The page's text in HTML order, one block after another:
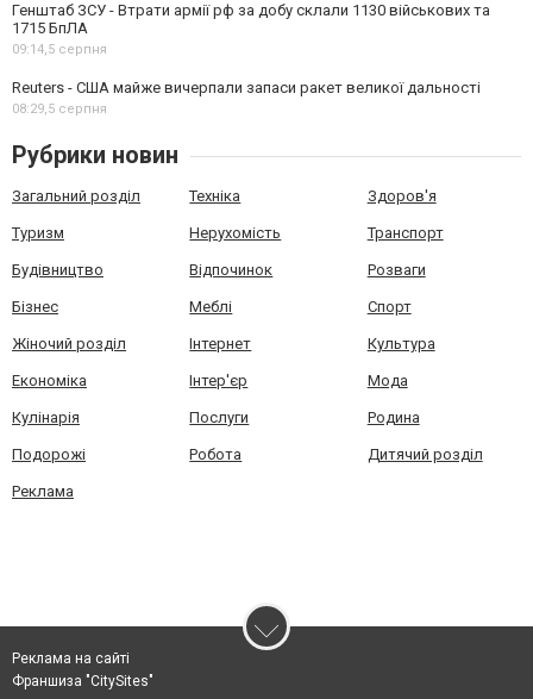
Генштаб ЗСУ - Втрати армії рф за добу склали 1130 військових та
1715 БпЛА
09:14,5 серпня
Reuters - США майже вичерпали запаси ракет великої дальності
08:29,5 серпня
Рубрики новин
Загальний розділ Техніка Здоров'я
Туризм Нерухомість Транспорт
Будівництво Відпочинок Розваги
Бізнес Меблі Спорт
Жіночий розділ Інтернет Культура
Економіка Інтер'єр Мода
Кулінарія Послуги Родина
Подорожі Робота Дитячий розділ
Реклама
Реклама на сайті
Франшиза "CitySites"